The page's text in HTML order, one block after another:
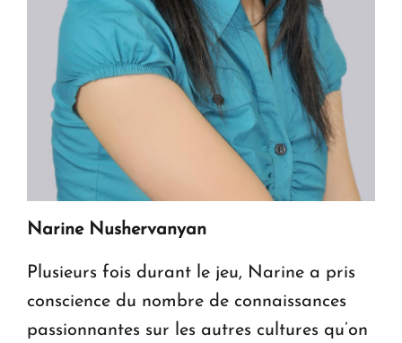
Narine Nushervanyan
Plusieurs fois durant le jeu, Narine a pris
conscience du nombre de connaissances
passionnantes sur les autres cultures qu’on